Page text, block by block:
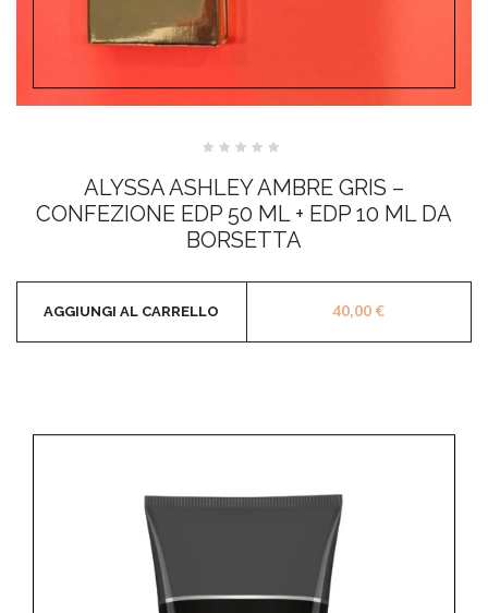
5
ALYSSA ASHLEY AMBRE GRIS –
CONFEZIONE EDP 50 ML + EDP 10 ML DA
BORSETTA
40,00€
AGGIUNGI AL CARRELLO